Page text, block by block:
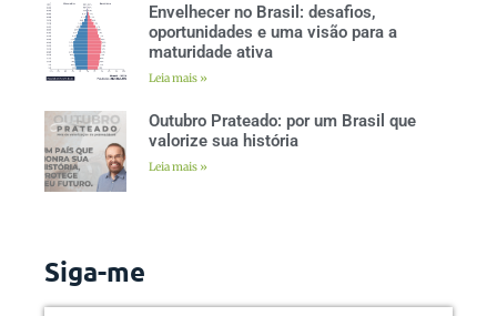
Envelhecer no Brasil: desafios,
oportunidades e uma visão para a
maturidade ativa
Leia mais »
Outubro Prateado: por um Brasil que
valorize sua história
Leia mais »
Siga-me